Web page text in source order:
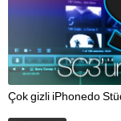
Çok gizli iPhonedo